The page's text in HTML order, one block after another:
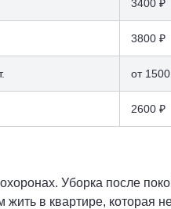
3400 ₽
3800 ₽
от
2600 ₽
Уборка после
в квартире, которая